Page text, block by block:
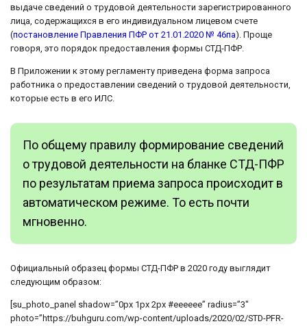
выдаче сведений о трудовой деятельности зарегистрированного
лица, содержащихся в его индивидуальном лицевом счете
(постановление Правления ПФР от 21.01.2020 № 46па). Проще
говоря, это порядок предоставления формы СТД-ПФР.
В Приложении к этому регламенту приведена форма запроса
работника о предоставлении сведений о трудовой деятельности,
которые есть в его ИЛС.
По общему правилу формирование сведений
о трудовой деятельности на бланке СТД-ПФР
по результатам приема запроса происходит в
автоматическом режиме. То есть почти
мгновенно.
Официальный образец формы СТД-ПФР в 2020 году выглядит
следующим образом:
[su_photo_panel shadow=”0px 1px 2px #eeeeee” radius=”3″
photo=”https://buhguru.com/wp-content/uploads/2020/02/STD-PFR-